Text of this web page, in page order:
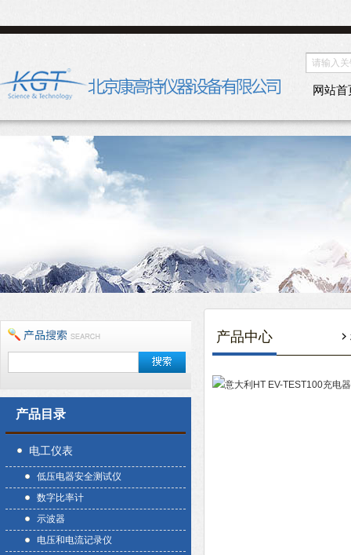
网站首
产品目录
电工仪表
低压电器安全测试仪
数字比率计
示波器
电压和电流记录仪
产品中心